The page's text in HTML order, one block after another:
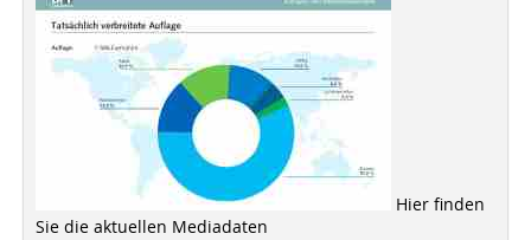
Hier finden
Sie die aktuellen Mediadaten